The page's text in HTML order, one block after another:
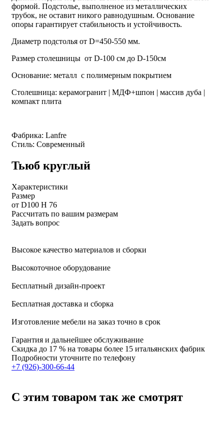
формой. Подстолье, выполненое из металлических
трубок, не оставит никого равнодушным. Основание
опоры гарантирует стабильность и устойчивость.
Диаметр подстолья от D=450-550 мм.
Размер столешницы от D-100 см до D-150см
Основание: металл с полимерным покрытием
Столешница: керамогранит | МДФ+шпон | массив дуба |
компакт плита
Фабрика: Lanfre
Стиль: Современный
Тьюб круглый
Характеристики
Размер
от D100 Н 76
Рассчитать по вашим размерам
Задать вопрос
Высокое качество материалов и сборки
Высокоточное оборудование
Бесплатный дизайн-проект
Бесплатная доставка и сборка
Изготовление мебели на заказ точно в срок
Гарантия и дальнейшее обслуживание
Скидка до 17 % на товары более 15 итальянских фабрик
Подробности уточните по телефону
+7 (926)-300-66-44
С этим товаром так же смотрят